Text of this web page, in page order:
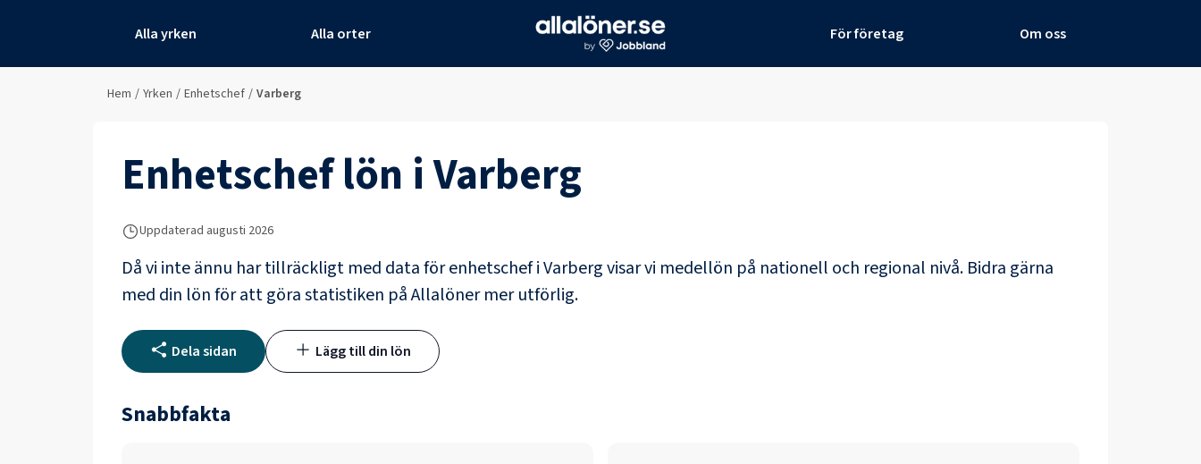
Alla yrken Alla orter För företag Om oss
Hem / Yrken / Enhetschef / Varberg
Enhetscheflön iVarberg
Uppdaterad augusti 2026
Då vi inte ännu har tillräckligt med data förenhetschefiVarbergvisar vi medellön på nationell och regional nivå. Bidra gärna
med din lön för att göra statistiken på Allalöner mer utförlig.
Dela sidan Lägg till din lön
Snabbfakta